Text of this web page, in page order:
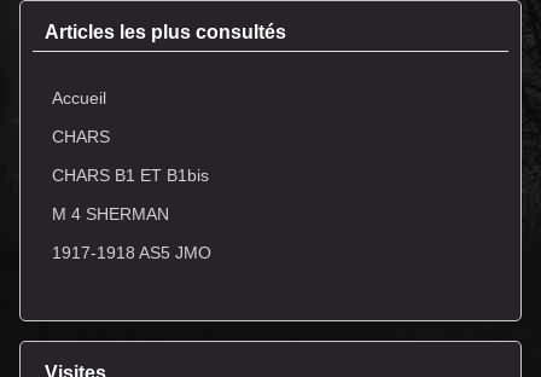
Articles les plus consultés
Accueil
CHARS
CHARS B1 ET B1bis
M 4 SHERMAN
1917-1918 AS5 JMO